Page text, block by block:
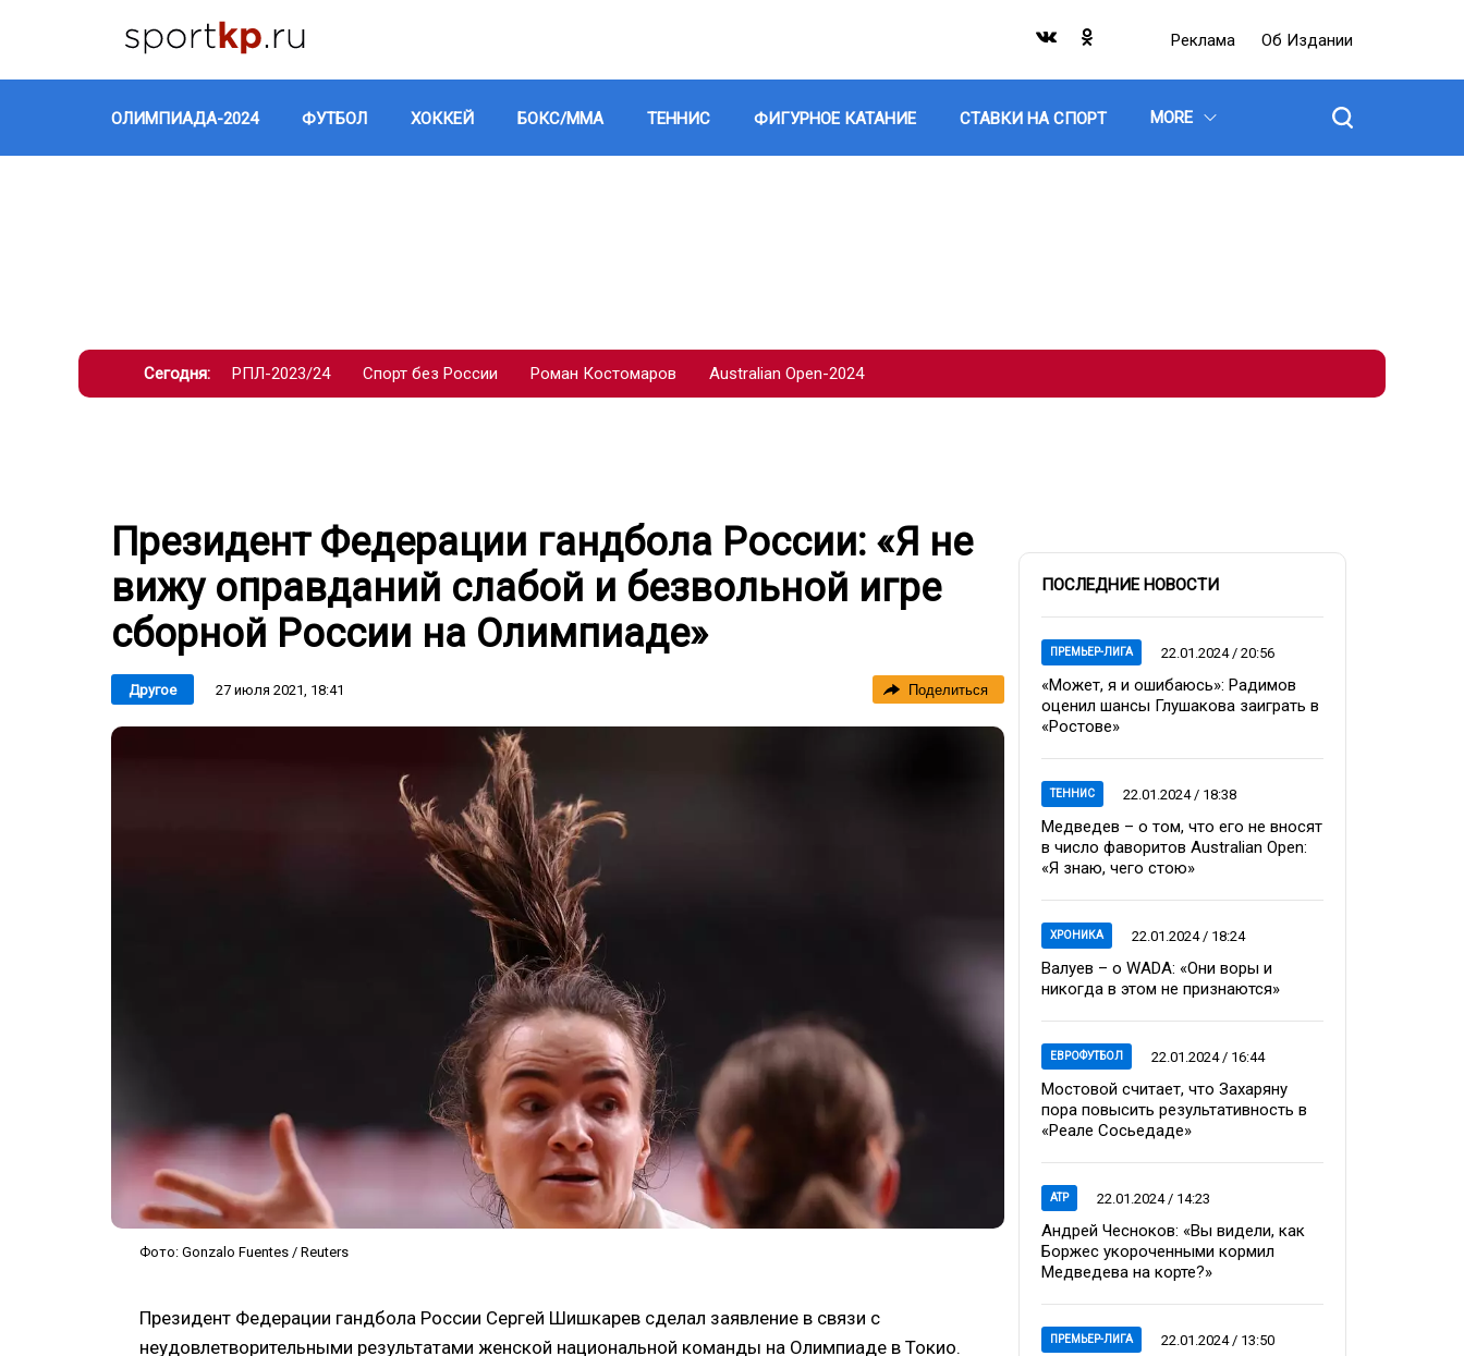
Реклама Об Издании
ОЛИМПИАДА-2024 ФУТБОЛ ХОККЕЙ БОКС/ММА ТЕННИС ФИГУРНОЕ КАТАНИЕ СТАВКИ НА СПОРТ MORE
Сегодня: РПЛ-2023/24 Спорт без России Роман Костомаров Australian Open-2024
Президент Федерации гандбола России: «Я не
вижу оправданий слабой и безвольной игре
сборной России на Олимпиаде»
Другое 27 июля 2021, 18:41 Поделиться
Фото: Gonzalo Fuentes / Reuters
Президент Федерации гандбола России Сергей Шишкарев сделал заявление в связи с
неудовлетворительными результатами женской национальной команды на Олимпиаде в Токио.
ПОСЛЕДНИЕ НОВОСТИ
ПРЕМЬЕР-ЛИГА 22.01.2024 / 20:56
«Может, я и ошибаюсь»: Радимов
оценил шансы Глушакова заиграть в
«Ростове»
ТЕННИС 22.01.2024 / 18:38
Медведев – о том, что его не вносят
в число фаворитов Australian Open:
«Я знаю, чего стою»
ХРОНИКА 22.01.2024 / 18:24
Валуев – о WADA: «Они воры и
никогда в этом не признаются»
ЕВРОФУТБОЛ 22.01.2024 / 16:44
Мостовой считает, что Захаряну
пора повысить результативность в
«Реале Сосьедаде»
ATP 22.01.2024 / 14:23
Андрей Чесноков: «Вы видели, как
Боржес укороченными кормил
Медведева на корте?»
ПРЕМЬЕР-ЛИГА 22.01.2024 / 13:50